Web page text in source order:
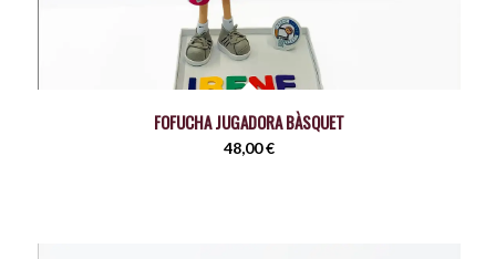
FOFUCHA JUGADORA BÀSQUET
48,00€